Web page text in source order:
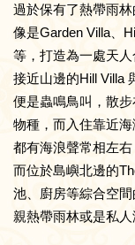
過於保有了熱帶雨
像是Garden Villa、
等，打造為一處天
接近山邊的Hill Villa
便是蟲鳴鳥叫，散
物種，而入住靠近
都有海浪聲常相左右
而位於島嶼北邊的
池、廚房等綜合空
親熱帶雨林或是私人